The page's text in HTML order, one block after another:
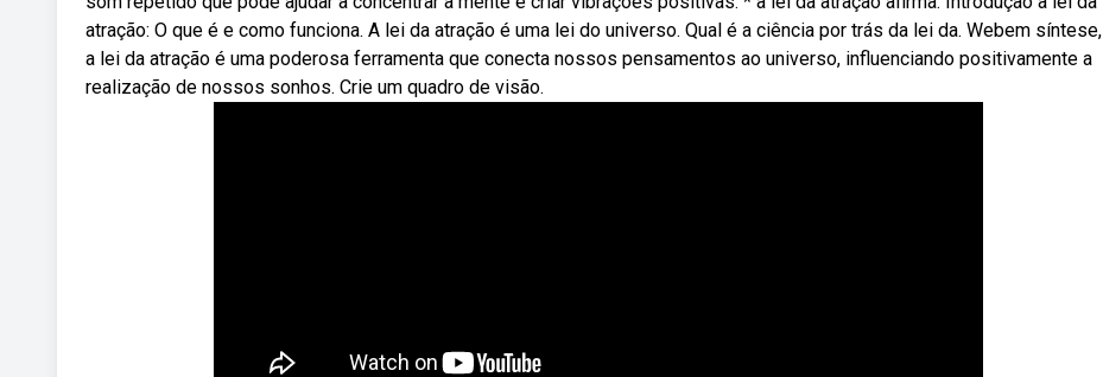
atração: O que é e como funciona. A lei da atração é uma lei do universo. Qual é a ciência por trás da lei da. Webem síntese,
a lei da atração é uma poderosa ferramenta que conecta nossos pensamentos ao universo, influenciando positivamente a
realização de nossos sonhos. Crie um quadro de visão.